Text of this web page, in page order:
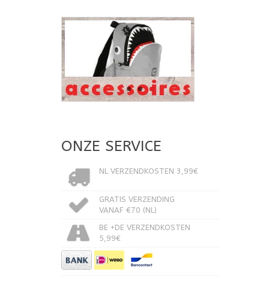
ONZE SERVICE
NL VERZENDKOSTEN 3,99€
GRATIS VERZENDING
VANAF €70 (NL)
BE +DE VERZENDKOSTEN
5,99€